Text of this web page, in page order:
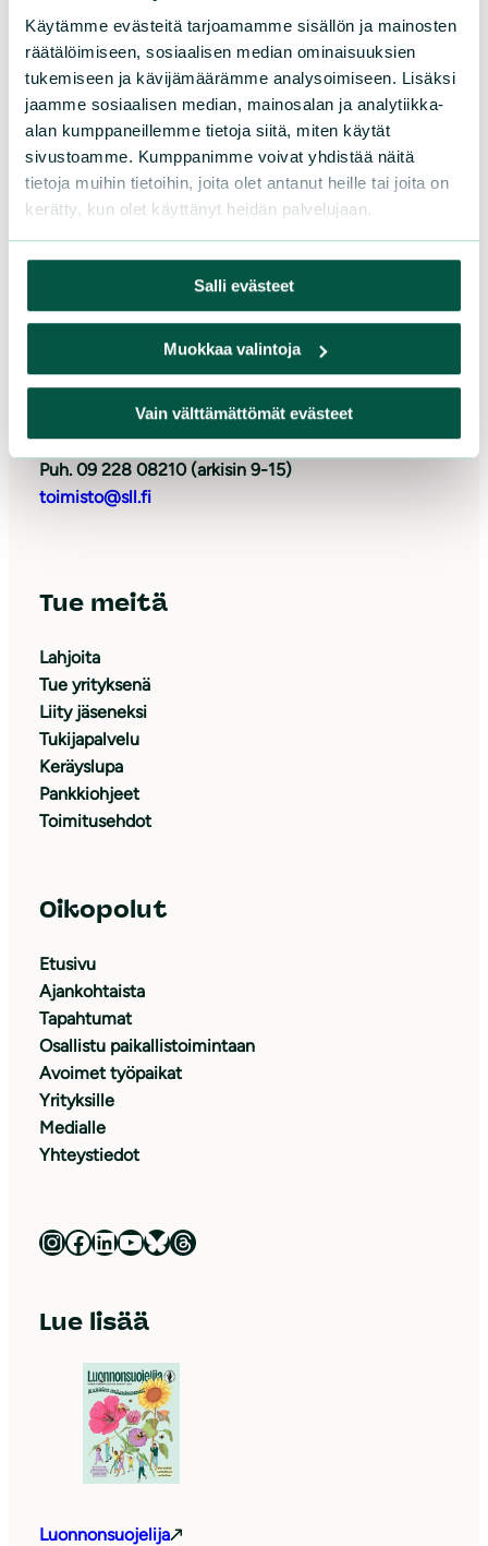
Käytämme evästeitä tarjoamamme sisällön ja mainosten
räätälöimiseen, sosiaalisen median ominaisuuksien
tukemiseen ja kävijämäärämme analysoimiseen. Lisäksi
jaamme sosiaalisen median, mainosalan ja analytiikka-
alan kumppaneillemme tietoja siitä, miten käytät
sivustoamme. Kumppanimme voivat yhdistää näitä
tietoja muihin tietoihin, joita olet antanut heille tai joita on
kerätty, kun olet käyttänyt heidän palvelujaan.
Salli evästeet
Muokkaa valintoja
Vain välttämättömät evästeet
Lahjoita
Suomen luonnonsuojeluliitto
00580 Helsinki
Asiakaspalvelu ja lahjoitukset
Puh. 09 228 08210 (arkisin 9-15)
toimisto@sll.fi
Tue meitä
Lahjoita
Tue yrityksenä
Liity jäseneksi
Tukijapalvelu
Keräyslupa
Pankkiohjeet
Toimitusehdot
Oikopolut
Etusivu
Ajankohtaista
Tapahtumat
Osallistu paikallistoimintaan
Avoimet työpaikat
Yrityksille
Medialle
Yhteystiedot
Luonnonsuojeluliitto Instagramissa Luonnonsuojeluliitto Facebookissa Luonnonsuojeluliitto LinkedInissä Luonnonsuojeluliiton YouTube-kanava Luonnonsuojeluliitto Blueskyssa Luonnonsuojeluliitto Threadsissa
Lue lisää
Luonnonsuojelija